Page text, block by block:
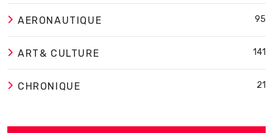
AERONAUTIQUE 95
ART& CULTURE 141
CHRONIQUE 21